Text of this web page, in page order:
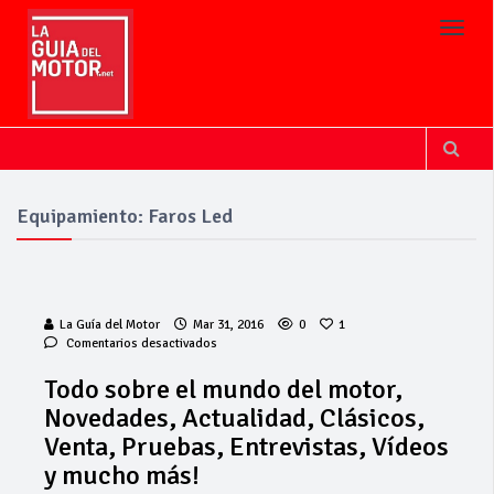
Equipamiento: Faros Led
La Guía del Motor Mar 31, 2016 0
1
Comentarios desactivados
el
mundo
del
motor,
Todo sobre el mundo del motor,
Novedades, Actualidad, Clásicos,
Venta, Pruebas, Entrevistas, Vídeos
y mucho más!